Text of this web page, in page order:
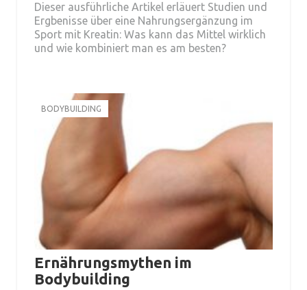
Dieser ausführliche Artikel erläuert Studien und
Ergbenisse über eine Nahrungsergänzung im
Sport mit Kreatin: Was kann das Mittel wirklich
und wie kombiniert man es am besten?
BODYBUILDING
Ernährungsmythen im
Bodybuilding